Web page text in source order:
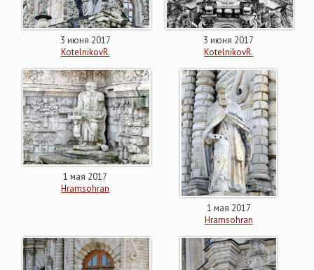
3 июня 2017
KotelnikovR.
3 июня 2017
KotelnikovR.
1 мая 2017
Hramsohran
1 мая 2017
Hramsohran